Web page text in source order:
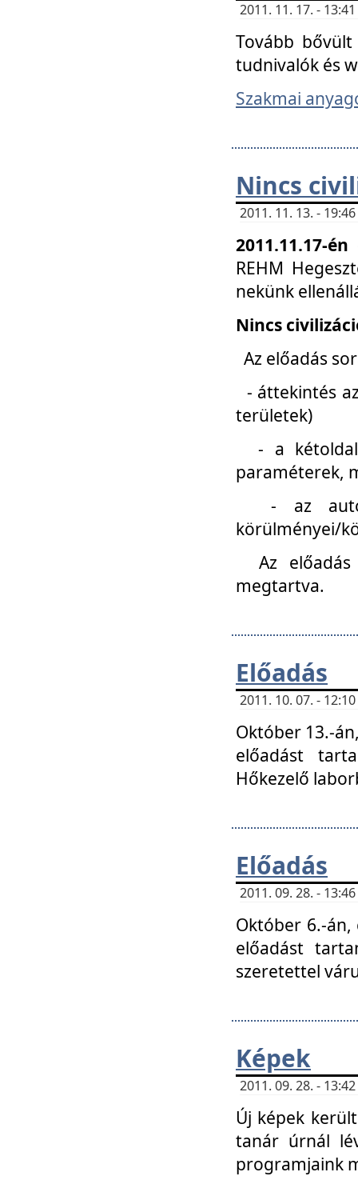
2011. 11. 17. -
Tovább bővült
tudnivalók és
Szakmai
Nincs
2011. 11. 13. -
2011.11.17-
REHM
nekünk
Nincs
Az előadás
- áttekintés
területek)
- a kétoldali
paraméterek,
- az
körülményei/
Az
megtartva.
Előadás
2011. 10. 07. -
Október 13.-
előadást
Hőkezelő
Előadás
2011. 09. 28. -
Október 6.-
előadást
szeretettel
Képek
2011. 09. 28. -
Új képek
tanár úrnál
programjaink